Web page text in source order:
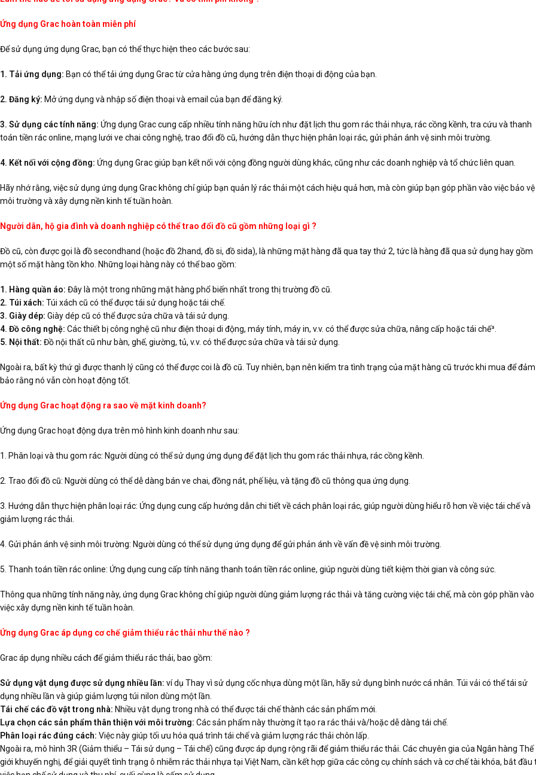
Ứng dụng Grac hoàn toàn miễn phí
Để sử dụng ứng dụng Grac, bạn có thể thực hiện theo các bước sau:
1. Tải ứng dụng: Bạn có thể tải ứng dụng Grac từ cửa hàng ứng dụng trên điện thoại di động của bạn.
2. Đăng ký: Mở ứng dụng và nhập số điện thoại và email của bạn để đăng ký.
3. Sử dụng các tính năng: Ứng dụng Grac cung cấp nhiều tính năng hữu ích như đặt lịch thu gom rác thải nhựa, rác cồng kềnh, tra cứu và thanh
toán tiền rác online, mạng lưới ve chai công nghệ, trao đổi đồ cũ, hướng dẫn thực hiện phân loại rác, gửi phản ánh vệ sinh môi trường.
4. Kết nối với cộng đồng: Ứng dụng Grac giúp bạn kết nối với cộng đồng người dùng khác, cũng như các doanh nghiệp và tổ chức liên quan.
Hãy nhớ rằng, việc sử dụng ứng dụng Grac không chỉ giúp bạn quản lý rác thải một cách hiệu quả hơn, mà còn giúp bạn góp phần vào việc bảo vệ
môi trường và xây dựng nền kinh tế tuần hoàn.
Người dân, hộ gia đình và doanh nghiệp có thể trao đổi đồ cũ gồm những loại gì ?
Đồ cũ, còn được gọi là đồ secondhand (hoặc đồ 2hand, đồ si, đồ sida), là những mặt hàng đã qua tay thứ 2, tức là hàng đã qua sử dụng hay gồm
một số mặt hàng tồn kho. Những loại hàng này có thể bao gồm:
1. Hàng quần áo: Đây là một trong những mặt hàng phổ biến nhất trong thị trường đồ cũ.
2. Túi xách: Túi xách cũ có thể được tái sử dụng hoặc tái chế.
3. Giày dép: Giày dép cũ có thể được sửa chữa và tái sử dụng.
4. Đồ công nghệ: Các thiết bị công nghệ cũ như điện thoại di động, máy tính, máy in, v.v. có thể được sửa chữa, nâng cấp hoặc tái chế³.
5. Nội thất: Đồ nội thất cũ như bàn, ghế, giường, tủ, v.v. có thể được sửa chữa và tái sử dụng.
Ngoài ra, bất kỳ thứ gì được thanh lý cũng có thể được coi là đồ cũ. Tuy nhiên, bạn nên kiểm tra tình trạng của mặt hàng cũ trước khi mua để đảm
bảo rằng nó vẫn còn hoạt động tốt.
Ứng dụng Grac hoạt động ra sao về mặt kinh doanh?
Ứng dụng Grac hoạt động dựa trên mô hình kinh doanh như sau:
1. Phân loại và thu gom rác: Người dùng có thể sử dụng ứng dụng để đặt lịch thu gom rác thải nhựa, rác cồng kềnh.
2. Trao đổi đồ cũ: Người dùng có thể dễ dàng bán ve chai, đồng nát, phế liệu, và tặng đồ cũ thông qua ứng dụng.
3. Hướng dẫn thực hiện phân loại rác: Ứng dụng cung cấp hướng dẫn chi tiết về cách phân loại rác, giúp người dùng hiểu rõ hơn về việc tái chế và
giảm lượng rác thải.
4. Gửi phản ánh vệ sinh môi trường: Người dùng có thể sử dụng ứng dụng để gửi phản ánh về vấn đề vệ sinh môi trường.
5. Thanh toán tiền rác online: Ứng dụng cung cấp tính năng thanh toán tiền rác online, giúp người dùng tiết kiệm thời gian và công sức.
Thông qua những tính năng này, ứng dụng Grac không chỉ giúp người dùng giảm lượng rác thải và tăng cường việc tái chế, mà còn góp phần vào
việc xây dựng nền kinh tế tuần hoàn.
Ứng dụng Grac áp dụng cơ chế giảm thiểu rác thải như thế nào ?
Grac áp dụng nhiều cách để giảm thiểu rác thải, bao gồm:
Sử dụng vật dụng được sử dụng nhiều lần: ví dụ Thay vì sử dụng cốc nhựa dùng một lần, hãy sử dụng bình nước cá nhân. Túi vải có thể tái sử
dụng nhiều lần và giúp giảm lượng túi nilon dùng một lần.
Tái chế các đồ vật trong nhà: Nhiều vật dụng trong nhà có thể được tái chế thành các sản phẩm mới.
Lựa chọn các sản phẩm thân thiện với môi trường: Các sản phẩm này thường ít tạo ra rác thải và/hoặc dễ dàng tái chế.
Phân loại rác đúng cách: Việc này giúp tối ưu hóa quá trình tái chế và giảm lượng rác thải chôn lấp.
Ngoài ra, mô hình 3R (Giảm thiểu – Tái sử dụng – Tái chế) cũng được áp dụng rộng rãi để giảm thiểu rác thải. Các chuyên gia của Ngân hàng Thế
giới khuyến nghị, để giải quyết tình trạng ô nhiễm rác thải nhựa tại Việt Nam, cần kết hợp giữa các công cụ chính sách và cơ chế tài khóa, bắt đầu